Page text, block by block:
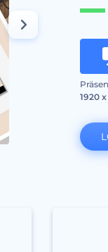
1920